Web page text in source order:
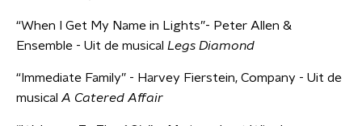
“When I Get My Name in Lights”- Peter Allen &
Ensemble - Uit de musical Legs Diamond
“Immediate Family” - Harvey Fierstein, Company - Uit de
musical A Catered Affair